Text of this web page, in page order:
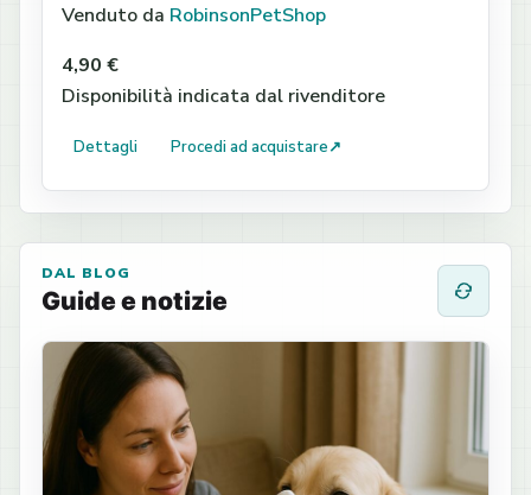
Venduto da RobinsonPetShop
4,90 €
Disponibilità indicata dal rivenditore
Dettagli Procedi ad acquistare↗
DAL BLOG
Guide e notizie